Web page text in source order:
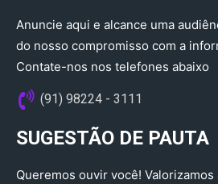
Anuncie aqui e alcance uma
do nosso compromisso com a
Contate-nos nos telefones abaixo
(91) 98224 - 3111
SUGESTÃO DE PAUTA
Queremos ouvir você! Valorizamos